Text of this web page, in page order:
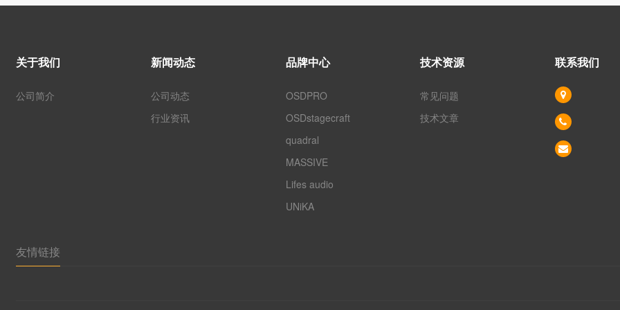
关于我们
公司简介
新闻动态
公司动态
行业资讯
品牌中心
OSDPRO
OSDstagecraft
quadral
MASSIVE
Lifes audio
UNiKA
技术资源
常见问题
技术文章
联系我们
友情链接